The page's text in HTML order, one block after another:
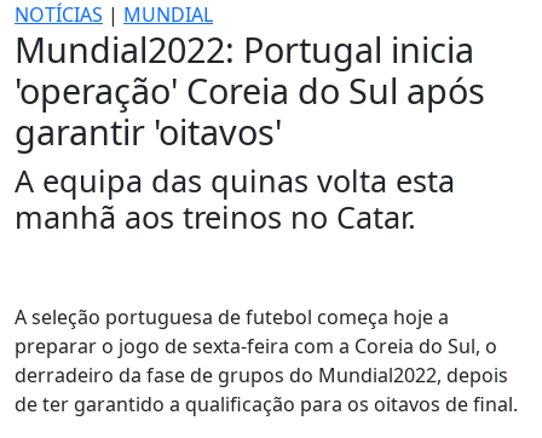
NOTÍCIAS | MUNDIAL
Mundial2022: Portugal inicia
'operação' Coreia do Sul após
garantir 'oitavos'
A equipa das quinas volta esta
manhã aos treinos no Catar.
A seleção portuguesa de futebol começa hoje a
preparar o jogo de sexta-feira com a Coreia do Sul, o
derradeiro da fase de grupos do Mundial2022, depois
de ter garantido a qualificação para os oitavos de final.